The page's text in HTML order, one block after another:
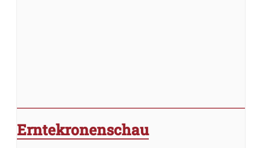
Erntekronenschau